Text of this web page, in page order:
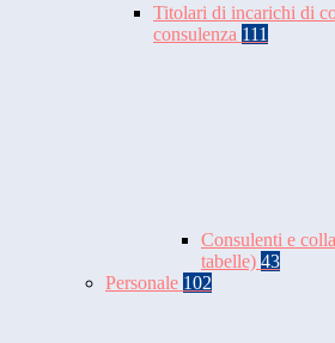
Titolari di incarichi di
consulenza 111
Consulenti e
tabelle) 43
Personale 102